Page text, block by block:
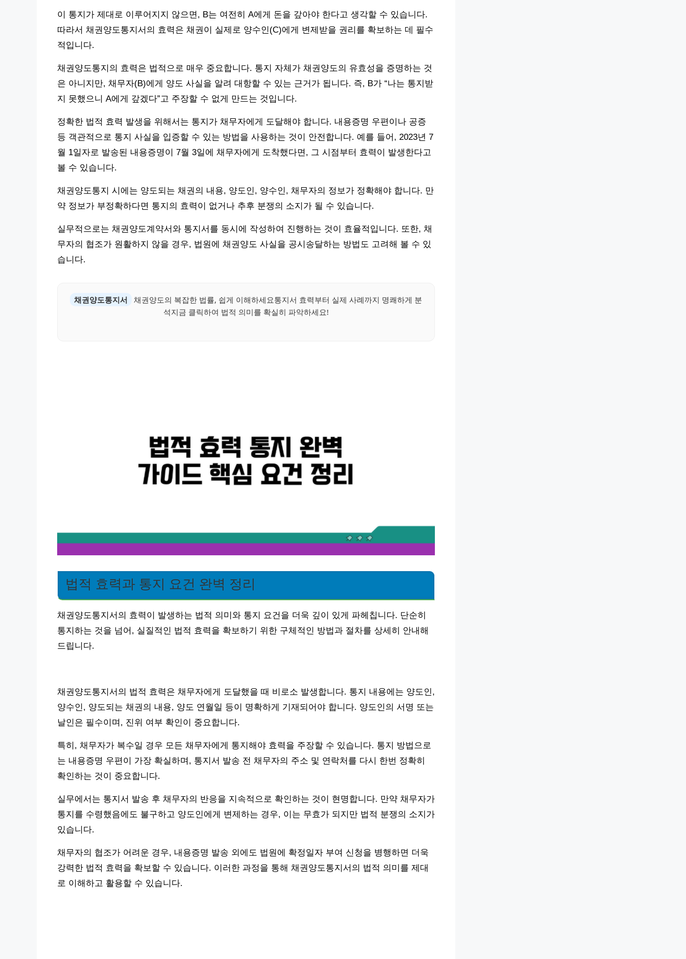
이 통지가 제대로 이루어지지 않으면, B는 여전히 A에게 돈을 갚아야 한다고 생각할 수 있습니다.
따라서 채권양도통지서의 효력은 채권이 실제로 양수인(C)에게 변제받을 권리를 확보하는 데 필수
적입니다.
채권양도통지의 효력은 법적으로 매우 중요합니다. 통지 자체가 채권양도의 유효성을 증명하는 것
은 아니지만, 채무자(B)에게 양도 사실을 알려 대항할 수 있는 근거가 됩니다. 즉, B가 “나는 통지받
지 못했으니 A에게 갚겠다”고 주장할 수 없게 만드는 것입니다.
정확한 법적 효력 발생을 위해서는 통지가 채무자에게 도달해야 합니다. 내용증명 우편이나 공증
등 객관적으로 통지 사실을 입증할 수 있는 방법을 사용하는 것이 안전합니다. 예를 들어, 2023년 7
월 1일자로 발송된 내용증명이 7월 3일에 채무자에게 도착했다면, 그 시점부터 효력이 발생한다고
볼 수 있습니다.
채권양도통지 시에는 양도되는 채권의 내용, 양도인, 양수인, 채무자의 정보가 정확해야 합니다. 만
약 정보가 부정확하다면 통지의 효력이 없거나 추후 분쟁의 소지가 될 수 있습니다.
실무적으로는 채권양도계약서와 통지서를 동시에 작성하여 진행하는 것이 효율적입니다. 또한, 채
무자의 협조가 원활하지 않을 경우, 법원에 채권양도 사실을 공시송달하는 방법도 고려해 볼 수 있
습니다.
채권양도통지서
채권양도의 복잡한 법률, 쉽게 이해하세요통지서 효력부터 실제 사례까지 명쾌하게 분
석지금 클릭하여 법적 의미를 확실히 파악하세요!
법적 효력과 통지 요건 완벽 정리
채권양도통지서의 효력이 발생하는 법적 의미와 통지 요건을 더욱 깊이 있게 파헤칩니다. 단순히
통지하는 것을 넘어, 실질적인 법적 효력을 확보하기 위한 구체적인 방법과 절차를 상세히 안내해
드립니다.
채권양도통지서의 법적 효력은 채무자에게 도달했을 때 비로소 발생합니다. 통지 내용에는 양도인,
양수인, 양도되는 채권의 내용, 양도 연월일 등이 명확하게 기재되어야 합니다. 양도인의 서명 또는
날인은 필수이며, 진위 여부 확인이 중요합니다.
특히, 채무자가 복수일 경우 모든 채무자에게 통지해야 효력을 주장할 수 있습니다. 통지 방법으로
는 내용증명 우편이 가장 확실하며, 통지서 발송 전 채무자의 주소 및 연락처를 다시 한번 정확히
확인하는 것이 중요합니다.
실무에서는 통지서 발송 후 채무자의 반응을 지속적으로 확인하는 것이 현명합니다. 만약 채무자가
통지를 수령했음에도 불구하고 양도인에게 변제하는 경우, 이는 무효가 되지만 법적 분쟁의 소지가
있습니다.
채무자의 협조가 어려운 경우, 내용증명 발송 외에도 법원에 확정일자 부여 신청을 병행하면 더욱
강력한 법적 효력을 확보할 수 있습니다. 이러한 과정을 통해 채권양도통지서의 법적 의미를 제대
로 이해하고 활용할 수 있습니다.